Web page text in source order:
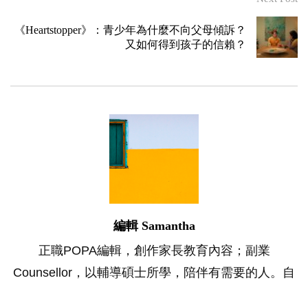
《Heartstopper》：青少年為什麼不向父母傾訴？
又如何得到孩子的信賴？
編輯 Samantha
正職POPA編輯，創作家長教育內容；副業
Counsellor，以輔導碩士所學，陪伴有需要的人。自